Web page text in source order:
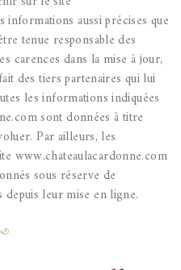
aussi précises que
tenue responsable des
carences dans la mise à jour,
des tiers partenaires qui lui
les informations indiquées
sont données à titre
Par ailleurs, les
www.chateaulacardonne.com
sous réserve de
depuis leur mise en ligne.